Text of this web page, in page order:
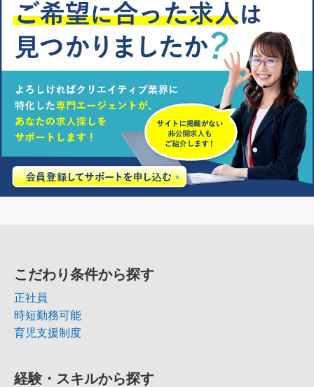
こだわり条件から探す
正社員
時短勤務可能
育児支援制度
経験・スキルから探す